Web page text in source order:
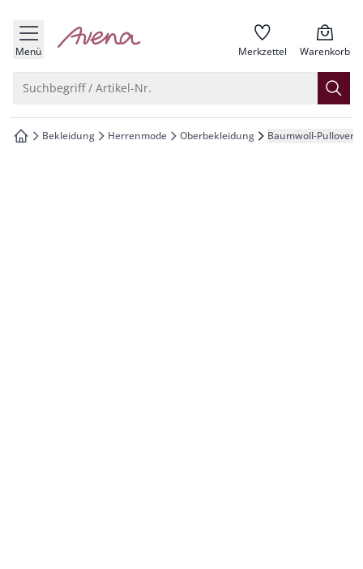
springen
springen
springen
springen
Menü zur Startseite Merkzettel Warenkorb
Suchbegriff / Artikel-Nr.
zur Startseite
Bekleidung Herrenmode Oberbekleidung Baumwoll-Pullover